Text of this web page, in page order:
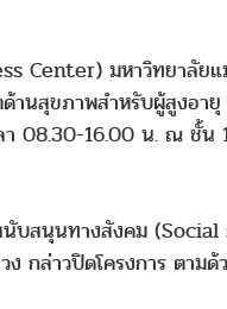
Center) มหาวิทยาลัย
นสุขภาพสำหรับผู้สูงอา
า 08.30-16.00 น. ณ ชั้
นับสนุนทางสังคม
กล่าวปิดโครงการ ตาม